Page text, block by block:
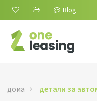
Blog
дома детали за